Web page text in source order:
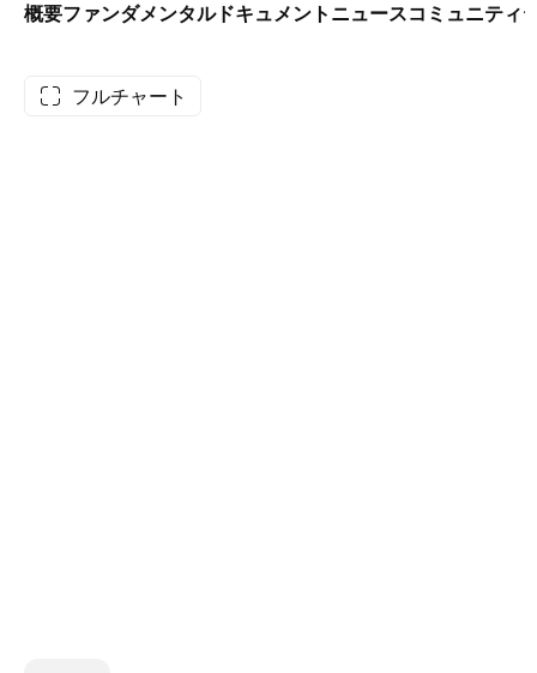
概要ファンダメンタルドキュメント ニュースコミュニティ
フルチャート